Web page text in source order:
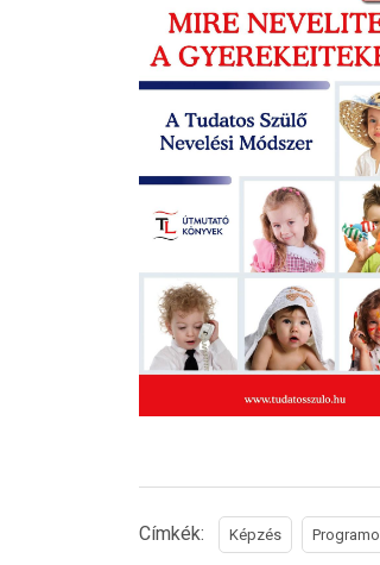
Címkék: Képzés